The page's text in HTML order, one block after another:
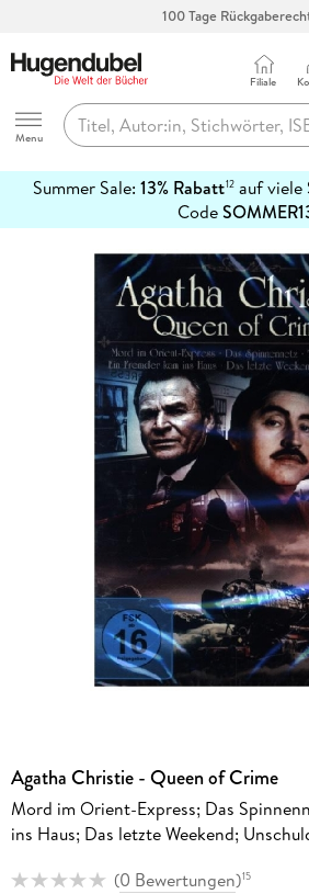
100 Tage
Hugendubel
Menu
Filiale
Summer Sale: 13% Rabatt12auf viele
Code
erfahren
Agatha Christie - Queen of Crime
Mord im Orient-Express; Das
ins Haus; Das letzte Weekend;
(0 Bewertungen)15